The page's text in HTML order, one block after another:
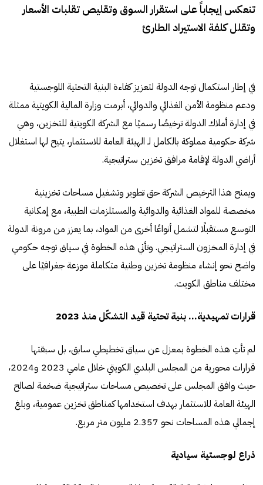
تنعكس إيجاباً على استقرار السوق وتقليص تقلبات الأسعار
وتقلل كلفة الاستيراد الطارئ
في إطار استكمال توجه الدولة لتعزيز كفاءة البنية التحتية اللوجستية
ودعم منظومة الأمن الغذائي والدوائي، أبرمت وزارة المالية الكويتية ممثلة
في إدارة أملاك الدولة ترخيصًا رسميًا مع الشركة الكويتية للتخزين، وهي
شركة حكومية مملوكة بالكامل لـ الهيئة العامة للاستثمار، يتيح لها استغلال
أراضي الدولة لإقامة مرافق تخزين ستراتيجية.
ويمنح هذا الترخيص الشركة حق تطوير وتشغيل مساحات تخزينية
مخصصة للمواد الغذائية والدوائية والمستلزمات الطبية، مع إمكانية
التوسع مستقبلًا لتشمل أنواعًا أخرى من المواد، بما يعزز من مرونة الدولة
في إدارة المخزون الستراتيجي. وتأتي هذه الخطوة في سياق توجه حكومي
واضح نحو إنشاء منظومة تخزين وطنية متكاملة موزعة جغرافيًا على
مختلف مناطق الكويت.
قرارات تمهيدية... بنية تحتية قيد التشكّل منذ 2023
لم تأتِ هذه الخطوة بمعزل عن سياق تخطيطي سابق، بل سبقتها
قرارات محورية من المجلس البلدي الكويتي خلال عامي 2023 و2024،
حيث وافق المجلس على تخصيص مساحات ستراتيجية ضخمة لصالح
الهيئة العامة للاستثمار بهدف استخدامها كمناطق تخزين عمومية، وبلغ
إجمالي هذه المساحات نحو 2.357 مليون متر مربع.
ذراع لوجستية سيادية